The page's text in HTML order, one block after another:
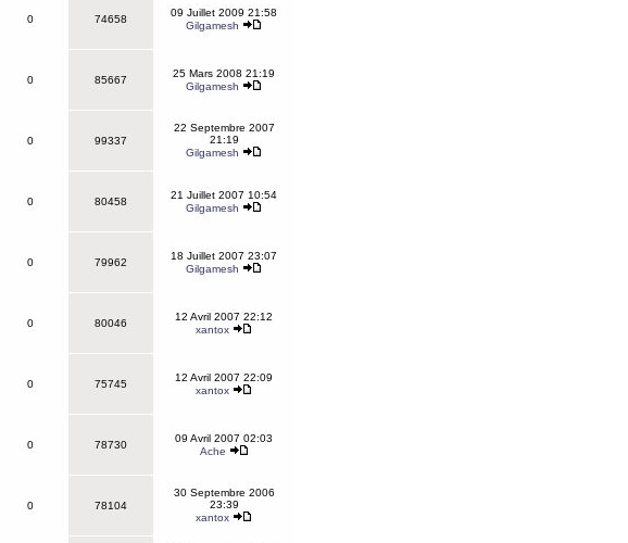
0 74658
09 Juillet 2009 21:58
Gilgamesh
0 85667
25 Mars 2008 21:19
Gilgamesh
0 99337
22 Septembre 2007
21:19
Gilgamesh
0 80458
21 Juillet 2007 10:54
Gilgamesh
0 79962
18 Juillet 2007 23:07
Gilgamesh
0 80046
12 Avril 2007 22:12
xantox
0 75745
12 Avril 2007 22:09
xantox
0 78730
09 Avril 2007 02:03
Ache
0 78104
30 Septembre 2006
23:39
xantox